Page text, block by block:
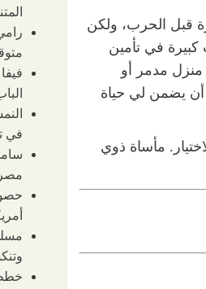
الإعاقة في غزة قبل الحرب، ولكن
كبيرة في تأمين
منزل مدمر أو
يضمن لي حياة
مأساة ذوي
في